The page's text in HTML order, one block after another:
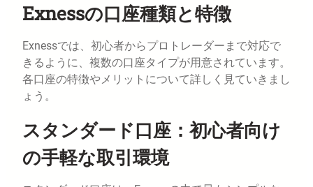
Exnessの口座種類と特徴
Exnessでは、初心者からプロトレーダーまで対応で
きるように、複数の口座タイプが用意されています。
各口座の特徴やメリットについて詳しく見ていきまし
ょう。
スタンダード口座：初心者向け
の手軽な取引環境